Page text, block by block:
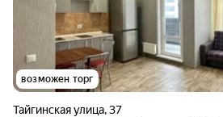
возможен торг
Тайгинская улица,37